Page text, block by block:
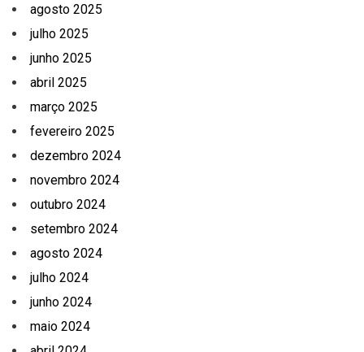
agosto 2025
julho 2025
junho 2025
abril 2025
março 2025
fevereiro 2025
dezembro 2024
novembro 2024
outubro 2024
setembro 2024
agosto 2024
julho 2024
junho 2024
maio 2024